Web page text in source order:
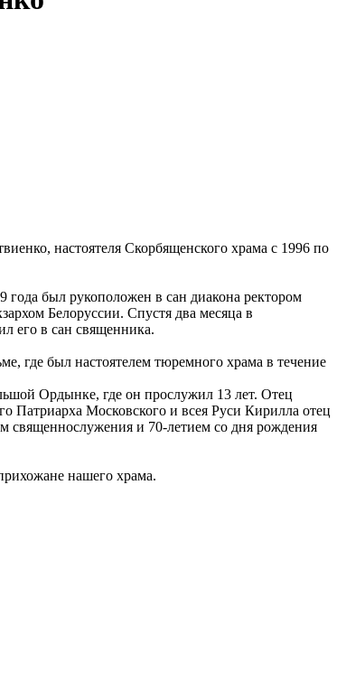
настоятеля Скорбященского храма с 1996 по
был рукоположен в сан диакона ректором
Белоруссии. Спустя два месяца в
его в сан священника.
где был настоятелем тюремного храма в течение
Ордынке, где он прослужил 13 лет. Отец
Патриарха Московского и всея Руси Кирилла отец
священнослужения и 70-летием со дня рождения
нашего храма.